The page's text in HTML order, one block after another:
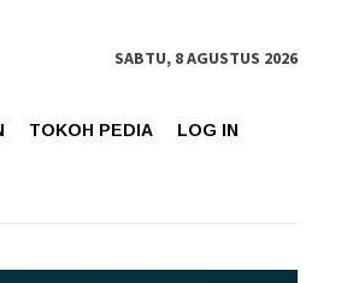
SABTU, 8 AGUSTUS 2026
TOKOH PEDIA LOG IN